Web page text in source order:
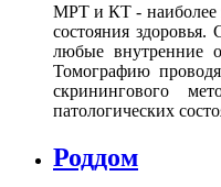
МРТ и КТ - наиболее
состояния
любые внутренние
Томографию
скринингового
патологических
Роддом